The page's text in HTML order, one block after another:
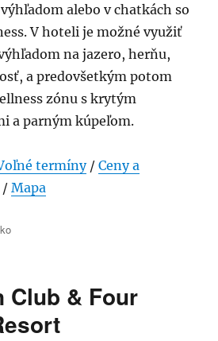
alebo v chatkách so
V hoteli je možné využiť
na jazero, herňu,
a predovšetkým potom
zónu s krytým
a parným kúpeľom.
termíny/Ceny a
/Mapa
Club & Four